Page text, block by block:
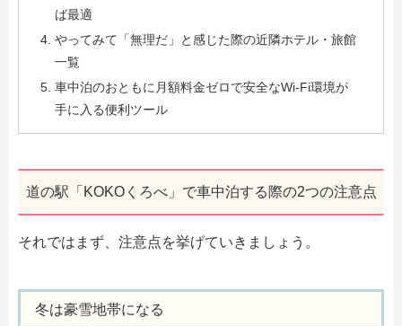
ば最適
やってみて「無理だ」と感じた際の近隣ホテル・旅館
一覧
車中泊のおともに月額料金ゼロで安全なWi-Fi環境が
手に入る便利ツール
道の駅「KOKOくろべ」で車中泊する際の2つの注意点
それではまず、注意点を挙げていきましょう。
冬は豪雪地帯になる